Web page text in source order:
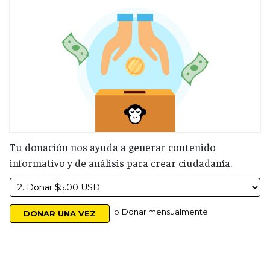
Tu donación nos ayuda a generar contenido
informativo y de análisis para crear ciudadanía.
o Donar mensualmente